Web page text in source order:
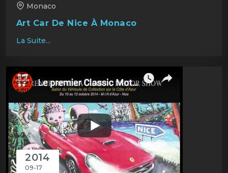
Monaco
Art Car De Nice À Monaco
La Suite...
2014
09-17